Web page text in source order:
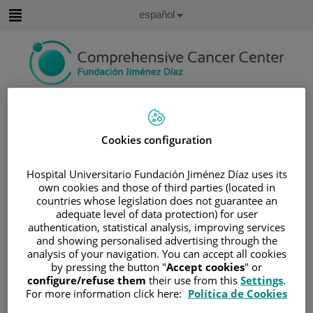
contenido
Selector
Idioma
Español
/SOBRE EL CÁNCER
INFORMACIÓN Y SOPORTE AL PACIENTE
TIPOS DE CÁNCER
/ÁREA DE NEOPLASIAS HEMATOLÓGICAS
/LEUCEMIAS /LEUCEMIA AGUDA MIELODIE
TRATAMIENTO DE LA LAM
/QUIMIOTERAPIA
Cookies configuration
Hospital Universitario Fundación Jiménez Díaz uses its
own cookies and those of third parties (located in
countries whose legislation does not guarantee an
adequate level of data protection) for user
authentication, statistical analysis, improving services
and showing personalised advertising through the
analysis of your navigation. You can accept all cookies
by pressing the button "Accept cookies" or
configure/refuse them their use from this Settings.
For more information click here: Política de Cookies